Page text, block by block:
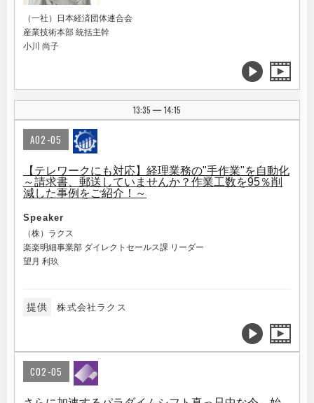
（一社）日本経済団体連合会
産業技術本部 統括主幹
小川 尚子
13:35 | 14:15
A02-05
【テレワークにも対応】経理業務の"手作業"を自動化
～請求書、郵送していませんか？作業工数を95％削
減した事例をご紹介！～
Speaker
（株）ラクス
楽楽明細事業部 ダイレクトセールス課 リーダー
望月 利玖
提供 株式会社ラクス
C02-05